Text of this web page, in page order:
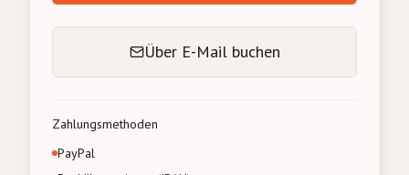
Über E-Mail buchen
Zahlungsmethoden
PayPal